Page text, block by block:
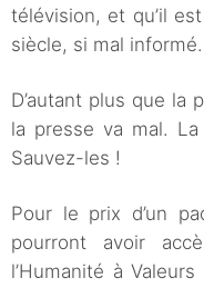
télévision, et qu’il
siècle, si mal informé.
D’autant plus que la
la presse va mal.
Sauvez-les !
Pour le prix d’un
pourront avoir
l’Humanité à